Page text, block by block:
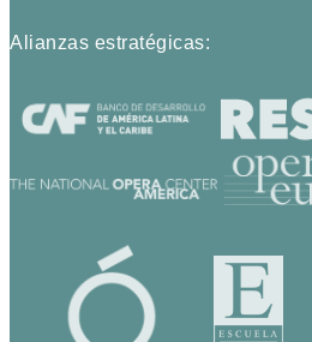
Alianzas estratégicas: